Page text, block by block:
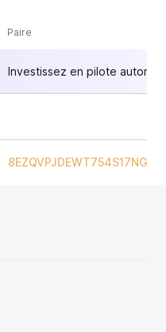
Paire
Investissez en pilote